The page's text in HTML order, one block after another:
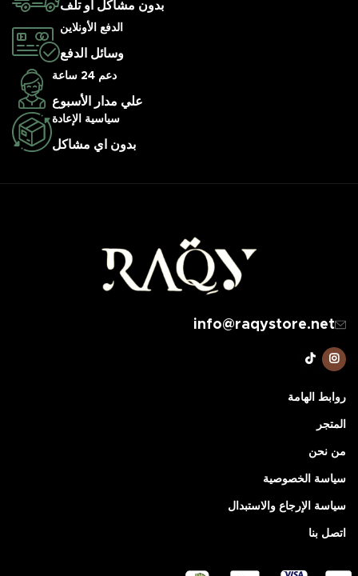
بدون مشاكل او تلف
الدفع الأونلاين
وسائل الدفع
دعم 24 ساعة
علي مدار الأسبوع
سياسية الإعادة
بدون اي مشاكل
info@raqystore.net
روابط الهامة
المتجر
من نحن
سياسة الخصوصية
سياسة الإرجاع والاستبدال
اتصل بنا